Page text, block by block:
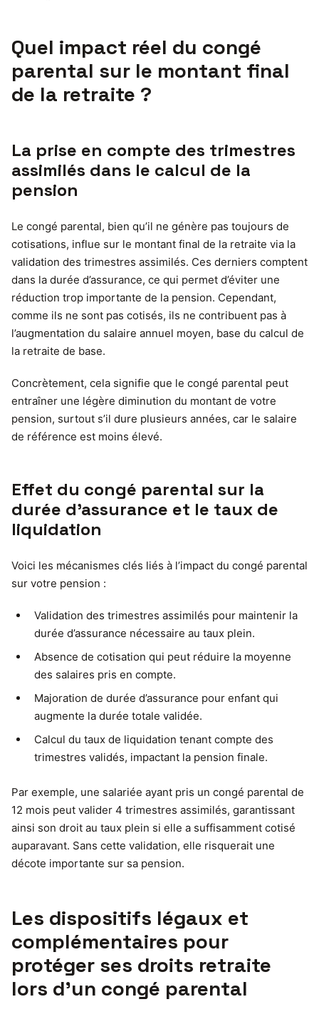
Quel impact réel du congé
parental sur le montant final
de la retraite ?
La prise en compte des trimestres
assimilés dans le calcul de la
pension
Le congé parental, bien qu’il ne génère pas toujours de
cotisations, influe sur le montant final de la retraite via la
validation des trimestres assimilés. Ces derniers comptent
dans la durée d’assurance, ce qui permet d’éviter une
réduction trop importante de la pension. Cependant,
comme ils ne sont pas cotisés, ils ne contribuent pas à
l’augmentation du salaire annuel moyen, base du calcul de
la retraite de base.
Concrètement, cela signifie que le congé parental peut
entraîner une légère diminution du montant de votre
pension, surtout s’il dure plusieurs années, car le salaire
de référence est moins élevé.
Effet du congé parental sur la
durée d’assurance et le taux de
liquidation
Voici les mécanismes clés liés à l’impact du congé parental
sur votre pension :
Validation des trimestres assimilés pour maintenir la
durée d’assurance nécessaire au taux plein.
Absence de cotisation qui peut réduire la moyenne
des salaires pris en compte.
Majoration de durée d’assurance pour enfant qui
augmente la durée totale validée.
Calcul du taux de liquidation tenant compte des
trimestres validés, impactant la pension finale.
Par exemple, une salariée ayant pris un congé parental de
12 mois peut valider 4 trimestres assimilés, garantissant
ainsi son droit au taux plein si elle a suffisamment cotisé
auparavant. Sans cette validation, elle risquerait une
décote importante sur sa pension.
Les dispositifs légaux et
complémentaires pour
protéger ses droits retraite
lors d’un congé parental